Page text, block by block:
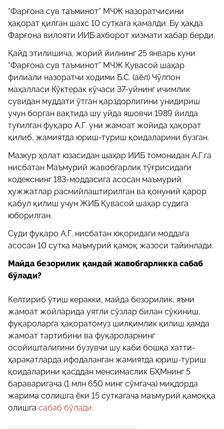
“Фарғона сув таъминот” МЧЖ назоратчисини
ҳақорат қилган шахс 10 суткага қамалди. Бу ҳақда
Фарғона вилояти ИИБ ахборот хизмати хабар берди.
Қайд этилишича, жорий йилнинг 25 январь куни
“Фарғона сув таъминот” МЧЖ Қувасой шаҳар
филиали назоратчи ходими Б.С. (аёл) Чўлпон
маҳалласи Кўктерак кўчаси 37-уйнинг ичимлик
сувидан муддати ўтган қарздорлигини унидириш
учун борган вақтида шу уйда яшовчи 1989 йилда
туғилган фуқаро А.Г. уни жамоат жойида ҳақорат
қилиб, жамиятда юриш-туриш қоидаларини бузган.
Мазкур ҳолат юзасидан шаҳар ИИБ томонидан А.Г.га
нисбатан Маъмурий жавобгарлик тўғрисидаги
кодекснинг 183-моддасига асосан маъмурий
ҳужжатлар расмийлаштирилган ва қонуний қарор
қабул қилиш учун ЖИБ Қувасой шаҳар судига
юборилган.
Суди фуқаро А.Г. нисбатан юқоридаги моддага
асосан 10 сутка маъмурий қамоқ жазоси тайинлади.
Майда безорилик қандай жавобгарликка сабаб
бўлади?
Келтириб ўтиш керакки, майда безорилик, яъни
жамоат жойларида уятли сўзлар билан сўкиниш,
фуқароларга ҳақоратомуз шилқимлик қилиш ҳамда
жамоат тартибини ва фуқароларнинг
осойишталигини бузувчи шу каби бошқа хатти-
ҳаракатларда ифодаланган жамиятда юриш-туриш
қоидаларини қасддан менсимаслик БҲМнинг 5
бараваригача (1 млн 650 минг сўмгача) миқдорда
жарима солишга ёки 15 суткагача маъмурий қамоққа
олишга сабаб бўлади.